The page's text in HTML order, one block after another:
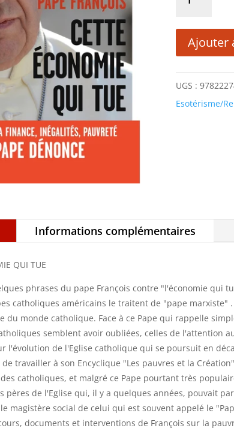
CETTE
ÉCONOMIE
TUE
Ajouter
UGS :
Esotérisme/
Informations complémentaires
QUI TUE
phrases du pape François contre "l'économie qui
catholiques américains le traitent de "pape marxiste"
du monde catholique. Face à ce Pape qui rappelle
semblent avoir oubliées, celles de l'attention
l'évolution de l'Eglise catholique qui se poursuit en
travailler à son Encyclique "Les pauvres et la
catholiques, et malgré ce Pape pourtant très
pères de l'Eglise qui, il y a quelques années, pouvait
magistère social de celui qui est souvent appelé le
documents et interventions de François sur la